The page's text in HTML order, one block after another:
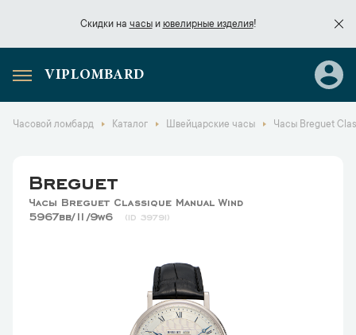
Скидки на часыи ювелирные изделия!
Скидки начасы
VIPLOMBARD
Часовой ломбард Каталог Швейцарские часы Часы Breguet
Breguet
Часы Breguet Classique Manual Wind
5967bb/11/9w6
39791